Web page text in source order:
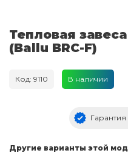
Тепловая
(Ballu BRC-F)
Код: 9110 В наличии
Гарантия
Другие варианты этой